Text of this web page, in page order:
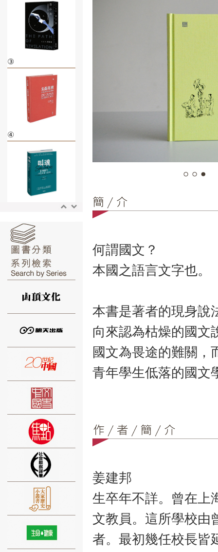
③
④
⑥
何謂國文？
本國之語言文字也。
本書是著者的現身說
向來認為枯燥的國文
國文為畏途的難關，
青年學生低落的國
姜建邦
生卒年不詳。曾在上
文教員。這所學校由
者。最初幾任校長皆